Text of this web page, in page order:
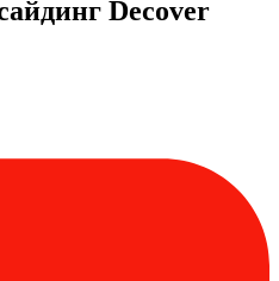
Decover